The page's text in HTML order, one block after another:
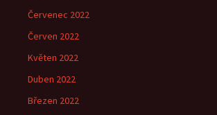
Červenec 2022
Červen 2022
Květen 2022
Duben 2022
Březen 2022